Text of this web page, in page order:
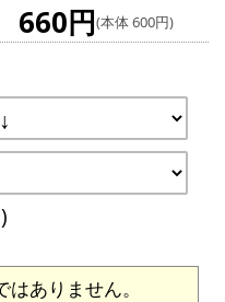
660円(本体 600円)
ありません。